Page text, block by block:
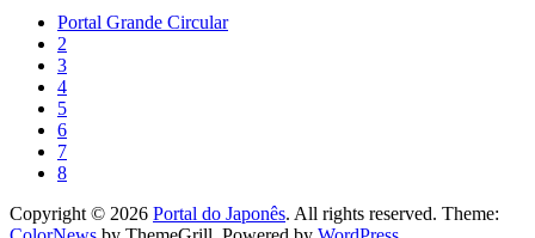
Portal Grande Circular
2
3
4
5
6
7
8
Copyright © 2026 Portal do Japonês. All rights reserved. Theme: